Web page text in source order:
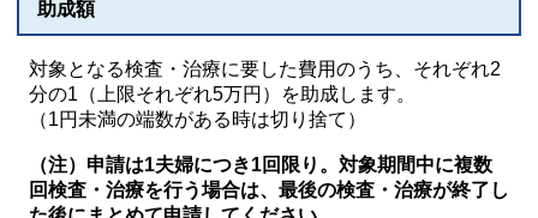
助成額
対象となる検査・治療に要した費用のうち、それぞれ2
分の1（上限それぞれ5万円）を助成します。
（1円未満の端数がある時は切り捨て）
（注）申請は1夫婦につき1回限り。対象期間中に複数
回検査・治療を行う場合は、最後の検査・治療が終了し